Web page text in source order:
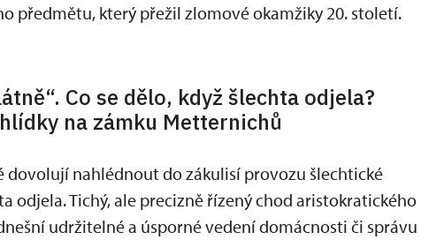
předmětu, který přežil zlomové okamžiky 20. století.
Co se dělo, když šlechta odjela?
na zámku Metternichů
dovolují nahlédnout do zákulisí provozu šlechtické
odjela. Tichý, ale precizně řízený chod aristokratického
udržitelné a úsporné vedení domácnosti či správu